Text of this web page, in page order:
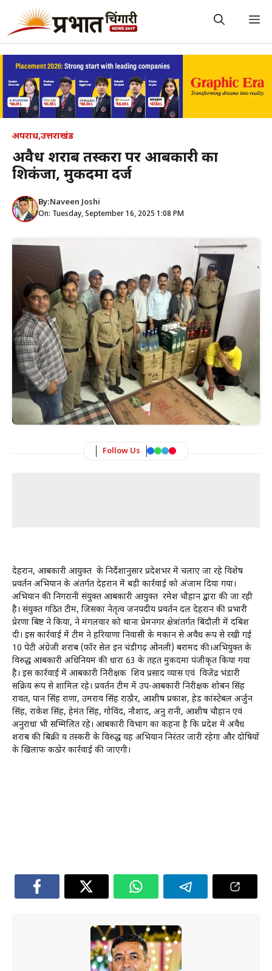
content
अपराध,उत्तराखंड
अवैध शराब तस्करों पर आबकारी का
शिकंजा, मुकदमा दर्ज
By:Naveen Joshi
On: Tuesday, September 16, 2025 1:08 PM
Follow Us
देहरादून, आबकारी आयुक्त के निर्देशानुसार प्रदेशभर में चलाए जा रहे विशेष
प्रवर्तन अभियान के अंतर्गत देहरादून में बड़ी कार्रवाई को अंजाम दिया गया।
अभियान की निगरानी संयुक्त आबकारी आयुक्त रमेश चौहान द्वारा की जा रही
है। संयुक्त गठित टीम, जिसका नेतृत्व जनपदीय प्रवर्तन दल देहरादून की प्रभारी
प्रेरणा बिष्ट ने किया, ने मंगलवार को थाना प्रेमनगर क्षेत्रांतर्गत बिंदौली में दबिश
दी। इस कार्रवाई में टीम ने हरियाणा निवासी के मकान से अवैध रूप से रखी गई
10 पेटी अंग्रेजी शराब (फॉर सेल इन चंडीगढ़ ओनली) बरामद की।अभियुक्त के
विरुद्ध आबकारी अधिनियम की धारा 63 के तहत मुकदमा पंजीकृत किया गया
है। इस कार्रवाई में आबकारी निरीक्षक शिव प्रसाद व्यास एवं विजेंद्र भंडारी
सक्रिय रूप से शामिल रहे। प्रवर्तन टीम में उप-आबकारी निरीक्षक शोबन सिंह
रावत, पान सिंह राणा, उमराव सिंह राठौर, आशीष प्रकाश, हेड कांस्टेबल अर्जुन
सिंह, राकेश सिंह, हेमंत सिंह, गोविंद, नौशाद, अनु रानी, आशीष चौहान एवं
अनुराधा भी सम्मिलित रहे। आबकारी विभाग का कहना है कि प्रदेश में अवैध
शराब की बिक्री व तस्करी के विरुद्ध यह अभियान निरंतर जारी रहेगा और दोषियों
के खिलाफ कठोर कार्रवाई की जाएगी।